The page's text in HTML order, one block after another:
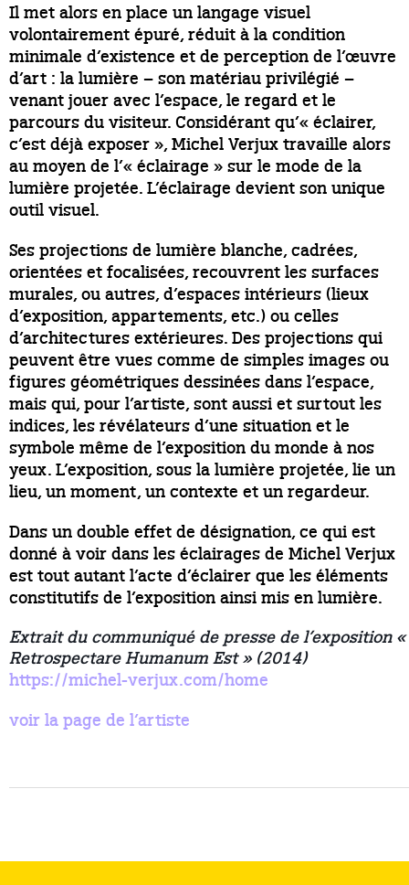
Il met alors en place un langage visuel
volontairement épuré, réduit à la condition
minimale d’existence et de perception de l’œuvre
d’art : la lumière – son matériau privilégié –
venant jouer avec l’espace, le regard et le
parcours du visiteur. Considérant qu’« éclairer,
c’est déjà exposer », Michel Verjux travaille alors
au moyen de l’« éclairage » sur le mode de la
lumière projetée. L’éclairage devient son unique
outil visuel.
Ses projections de lumière blanche, cadrées,
orientées et focalisées, recouvrent les surfaces
murales, ou autres, d’espaces intérieurs (lieux
d’exposition, appartements, etc.) ou celles
d’architectures extérieures. Des projections qui
peuvent être vues comme de simples images ou
figures géométriques dessinées dans l’espace,
mais qui, pour l’artiste, sont aussi et surtout les
indices, les révélateurs d’une situation et le
symbole même de l’exposition du monde à nos
yeux. L’exposition, sous la lumière projetée, lie un
lieu, un moment, un contexte et un regardeur.
Dans un double effet de désignation, ce qui est
donné à voir dans les éclairages de Michel Verjux
est tout autant l’acte d’éclairer que les éléments
constitutifs de l’exposition ainsi mis en lumière.
Extrait du communiqué de presse de l’exposition «
Retrospectare Humanum Est » (2014)
https://michel-verjux.com/home
voir la page de l’artiste